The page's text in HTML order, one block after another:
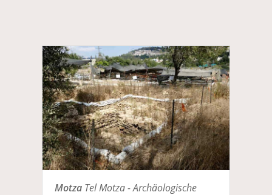
MotzaTel Motza - Archäologische